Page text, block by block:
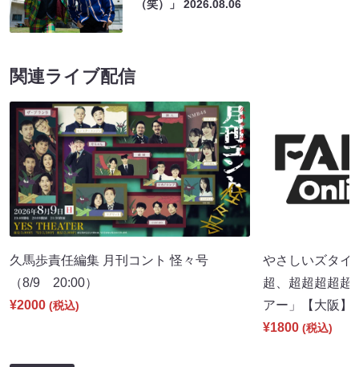
（笑）」2026.08.06
関連ライブ配信
久馬歩責任編集 月刊コント 怪々号
（8/9 20:00）
¥2000 (税込)
やさしいズタイ
超、超超超超超
アー」【大阪
¥1800 (税込)